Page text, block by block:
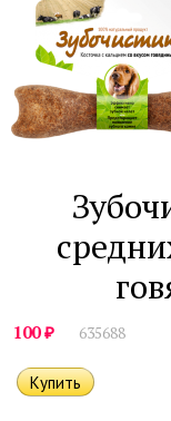
100₽ 635688